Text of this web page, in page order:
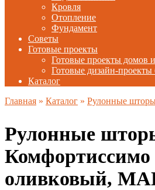
Кровля
Отопление
Фундамент
Советы
Готовые проекты
Готовые проекты домов
Готовые дизайн-проекты
Каталог
Главная » Каталог » Рулонные
Рулонные
Комфортиссимо
оливковый,